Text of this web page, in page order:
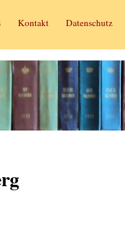
Kontakt Datenschutz